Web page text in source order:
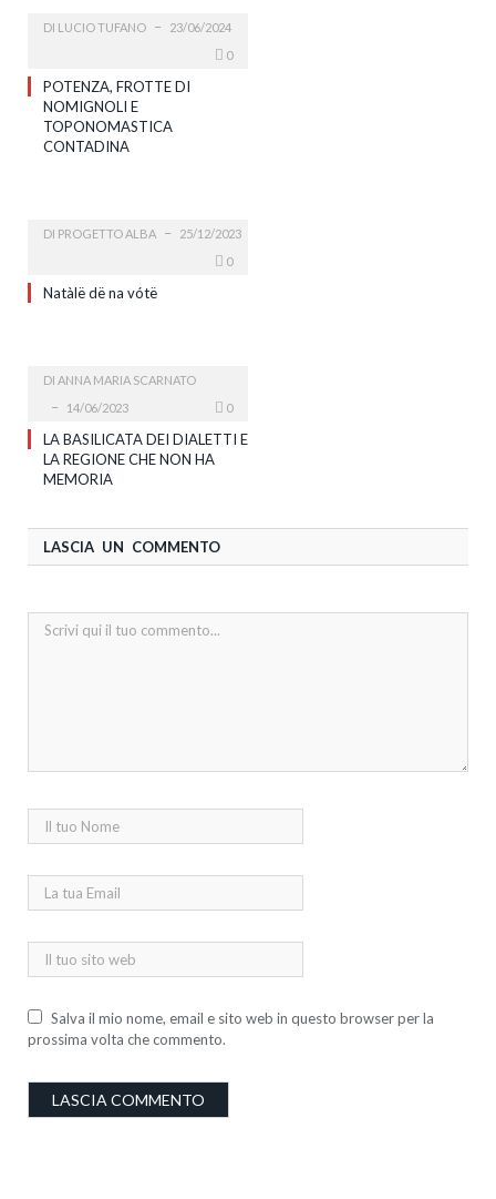
DI LUCIO TUFANO
23/06/2024
0
POTENZA, FROTTE DI
NOMIGNOLI E
TOPONOMASTICA
CONTADINA
DI PROGETTO ALBA
25/12/2023
0
Natàlë dë na vótë
DI ANNA MARIA SCARNATO
14/06/2023
0
LA BASILICATA DEI DIALETTI E
LA REGIONE CHE NON HA
MEMORIA
LASCIA UN COMMENTO
Salva il mio nome, email e sito web in questo browser per la
prossima volta che commento.